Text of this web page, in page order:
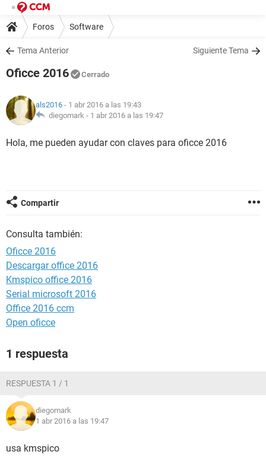
Foros Software
Tema Anterior Siguiente Tema
Oficce 2016 Cerrado
als2016 - 1 abr 2016 a las 19:43
diegomark - 1 abr 2016 a las 19:47
Hola, me pueden ayudar con claves para oficce 2016
Compartir
Consulta también:
Oficce 2016
Descargar office 2016
Kmspico office 2016
Serial microsoft 2016
Office 2016 ccm
Open oficce
1 respuesta
RESPUESTA 1 / 1
diegomark
1 abr 2016 a las 19:47
usa kmspico